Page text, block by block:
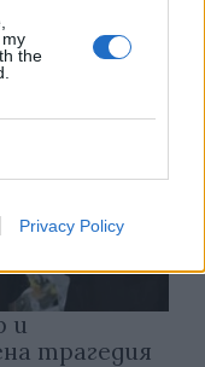
the
Privacy Policy
и
трагедия